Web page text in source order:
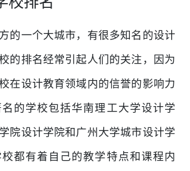
的一个大城市，有很多知名的设计
的排名经常引起人们的关注，因为
在设计教育领域内的信誉的影响力
的学校包括华南理工大学设计学
院设计学院和广州大学城市设计学
都有着自己的教学特点和课程内